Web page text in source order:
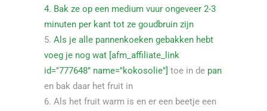
Bak ze op een medium vuur ongeveer 2-3
minuten per kant tot ze goudbruin zijn
Als je alle pannenkoeken gebakken hebt
voeg je nog wat [afm_affiliate_link
id="777648" name="kokosolie"] toe in de pan
en bak daar het fruit in
Als het fruit warm is en er een beetje een